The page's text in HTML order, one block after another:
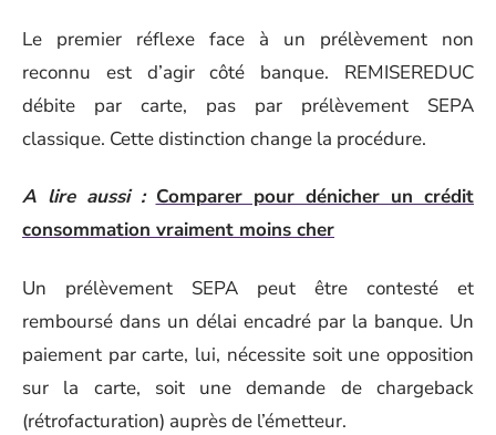
Le premier réflexe face à un prélèvement non
reconnu est d’agir côté banque. REMISEREDUC
débite par carte, pas par prélèvement SEPA
classique. Cette distinction change la procédure.
A lire aussi : Comparer pour dénicher un crédit
consommation vraiment moins cher
Un prélèvement SEPA peut être contesté et
remboursé dans un délai encadré par la banque. Un
paiement par carte, lui, nécessite soit une opposition
sur la carte, soit une demande de chargeback
(rétrofacturation) auprès de l’émetteur.